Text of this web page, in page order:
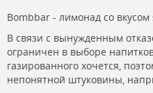
Bombbar - лимонад со вкусом
В связи с вынужденным
ограничен в выборе
газированного хочется,
непонятной штуковины,